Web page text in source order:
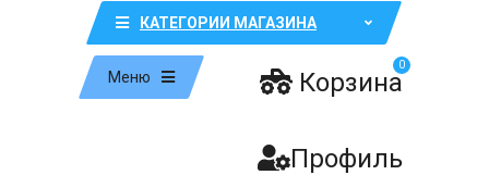
КАТЕГОРИИ МАГАЗИНА
Меню Корзина
0
Профиль